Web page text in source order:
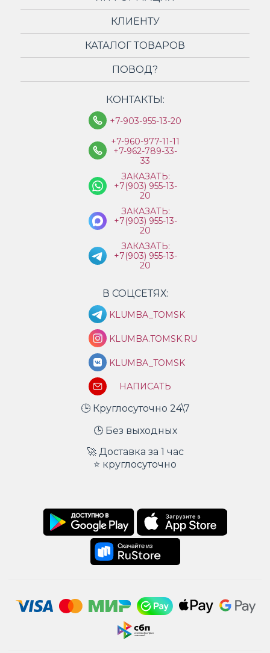
КЛИЕНТУ
КАТАЛОГ ТОВАРОВ
ПОВОД?
КОНТАКТЫ:
+7-903-955-13-20
+7-960-977-11-11
+7-962-789-33-
33
ЗАКАЗАТЬ:
+7(903) 955-13-
20
ЗАКАЗАТЬ:
+7(903) 955-13-
20
ЗАКАЗАТЬ:
+7(903) 955-13-
20
В СОЦСЕТЯХ:
KLUMBA_TOMSK
KLUMBA.TOMSK.RU
KLUMBA_TOMSK
НАПИСАТЬ
🕒 Круглосуточно 24\7
🕒 Без выходных
🚀 Доставка за 1 час
⭐ круглосуточно